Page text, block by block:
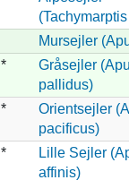
Mursejler
*
Gråsejler
pallidus)
*
Orientsejler
pacificus)
*
Lille Sejler
affinis)